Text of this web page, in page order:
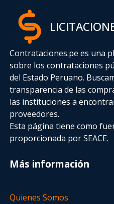
Contrataciones.pe es una
sobre los contrataciones
del Estado Peruano.
transparencia de las
las instituciones a
proveedores.
Esta página tiene como
proporcionada por SEACE.
Más información
Quienes Somos